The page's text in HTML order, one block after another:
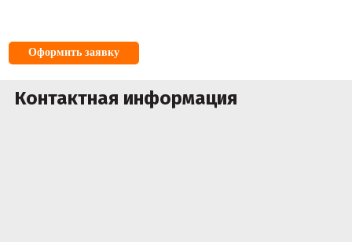
Оформить заявку
Контактная информация